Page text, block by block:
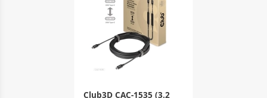
Club3D CAC-1535 (3.2